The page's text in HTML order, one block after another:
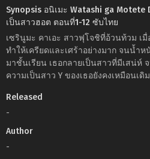
Synopsis อนิเมะ Watashi ga Motete
เป็นสาวฮอต ตอนที่1-12 ซับไทย
เซรินูมะ คาเอะ สาวฟุโจชิที่อ้วนท้วม เ
ทำให้เครียดและเศร้าอย่างมาก จนน้ำห
มาชั้นเรียน เธอกลายเป็นสาวที่มีเสน่
ความเป็นสาว Y ของเธอยังคงเหมือนเดิม
Released
-
Author
-